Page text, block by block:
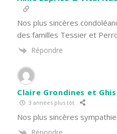
Nos plus sincères
des familles Tessier et
Répondre
Claire Grondines et
3 années plus tôt
Nos plus sincères